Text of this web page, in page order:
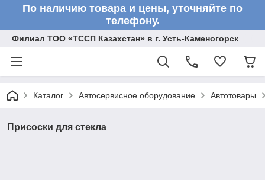
По наличию товара и цены, уточняйте по
телефону.
Филиал ТОО «ТССП Казахстан» в г. Усть-Каменогорск
Каталог Автосервисное оборудование Автотовары
Присоски для стекла